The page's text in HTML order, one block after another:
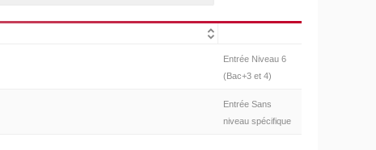
Entrée Niveau 6
(Bac+3 et 4)
Entrée Sans
niveau spécifique